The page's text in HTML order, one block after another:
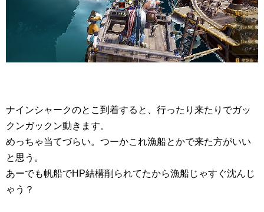
ナインシャークのとこ到着すると、行ったり来たりでガッ
クンガックン動きます。
めっちゃ当てづらい。つーかこれ漁船とかで来た方がいい
と思う。
あーでも帆船でHP結構削られてたから漁船じゃすぐ沈んじ
ゃう？